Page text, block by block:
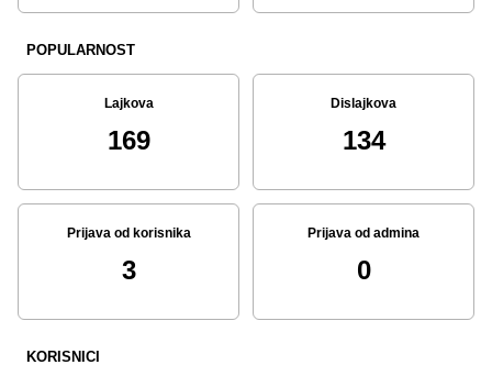
POPULARNOST
Lajkova
169
Dislajkova
134
Prijava od korisnika
3
Prijava od admina
0
KORISNICI